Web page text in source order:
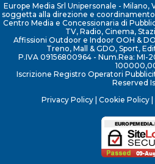
Europe Media Srl Unipersonale - Milano,
soggetta alla direzione e
Centro Media e Concessionaria di
TV, Radio, Cinema,
Affissioni Outdoor e Indoor OOH &
Treno, Mall & GDO, Sport,
P.IVA 09156800964 - Num.Rea: MI-
Iscrizione Registro Operatori
Reserved
Privacy Policy| Cookie Policy|